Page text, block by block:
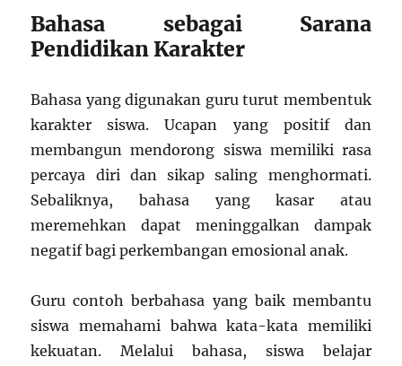
Bahasa sebagai Sarana
Pendidikan Karakter
Bahasa yang digunakan guru turut membentuk
karakter siswa. Ucapan yang positif dan
membangun mendorong siswa memiliki rasa
percaya diri dan sikap saling menghormati.
Sebaliknya, bahasa yang kasar atau
meremehkan dapat meninggalkan dampak
negatif bagi perkembangan emosional anak.
Guru contoh berbahasa yang baik membantu
siswa memahami bahwa kata-kata memiliki
kekuatan. Melalui bahasa, siswa belajar